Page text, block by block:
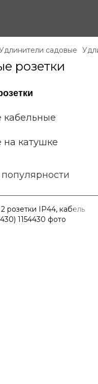
садовые
розетки
кабельные
катушке